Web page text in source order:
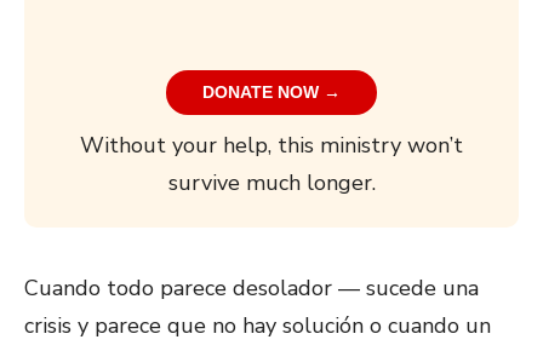
DONATE NOW →
Without your help, this ministry won’t
survive much longer.
Cuando todo parece desolador — sucede una
crisis y parece que no hay solución o cuando un